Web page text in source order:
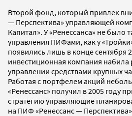
Второй фонд, который привлек
— Перспектива» управляющей
Капитал». У «Ренессанса» не было
управления ПИФами, как у
появились лишь в конце сентября
инвестиционная компания набила
управлении средствами крупных
Работая с портфелем акций
«Ренессанс» получил в 2005 году
стратегию управляющие
на ПИФ «Ренессанс —